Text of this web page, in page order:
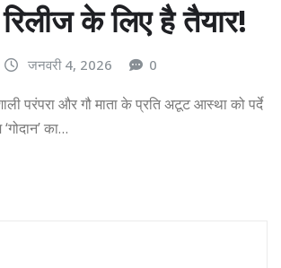
के लिए है तैयार!
जनवरी 4, 2026 0
परंपरा और गौ माता के प्रति अटूट आस्था को पर्दे
का…